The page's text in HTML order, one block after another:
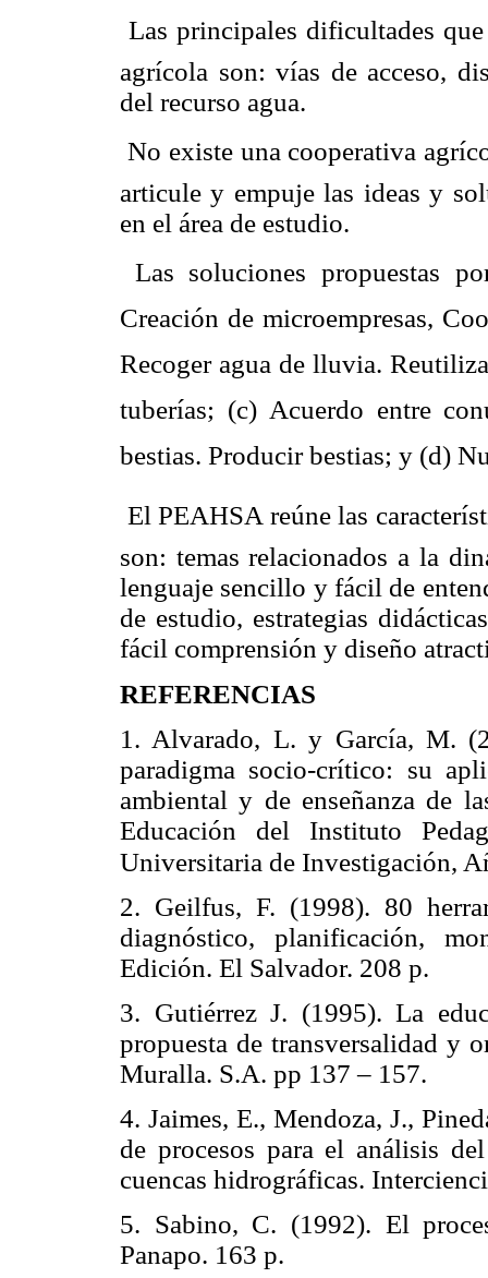
 Las principales dificultades
agrícola son: vías de acceso,
del recurso agua.
 No existe una cooperativa
articule y empuje las ideas y
en el área de estudio.
 Las soluciones propuestas
Creación de microempresas,
Recoger agua de lluvia.
tuberías; (c) Acuerdo entre
bestias. Producir bestias; y (d)
 El PEAHSA reúne las
son: temas relacionados a la
lenguaje sencillo y fácil de
de estudio, estrategias
fácil comprensión y diseño
REFERENCIAS
1. Alvarado, L. y García, M.
paradigma socio-crítico: su
ambiental y de enseñanza de
Educación del Instituto
Universitaria de Investigación,
2. Geilfus, F. (1998). 80
diagnóstico, planificación,
Edición. El Salvador. 208 p.
3. Gutiérrez J. (1995). La
propuesta de transversalidad y
Muralla. S.A. pp 137 – 157.
4. Jaimes, E., Mendoza, J.,
de procesos para el análisis
cuencas hidrográficas.
5. Sabino, C. (1992). El
Panapo. 163 p.